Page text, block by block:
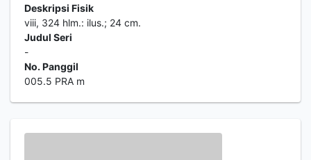
Deskripsi Fisik
viii, 324 hlm.: ilus.; 24 cm.
Judul Seri
-
No. Panggil
005.5 PRA m